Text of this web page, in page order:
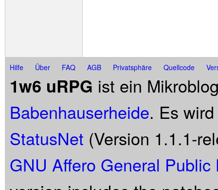
Hilfe Über FAQ AGB Privatsphäre Quellcode
1w6 uRPG ist ein
Babenhauserheide. Es
StatusNet (Version 1.1.1-
GNU Affero General Public